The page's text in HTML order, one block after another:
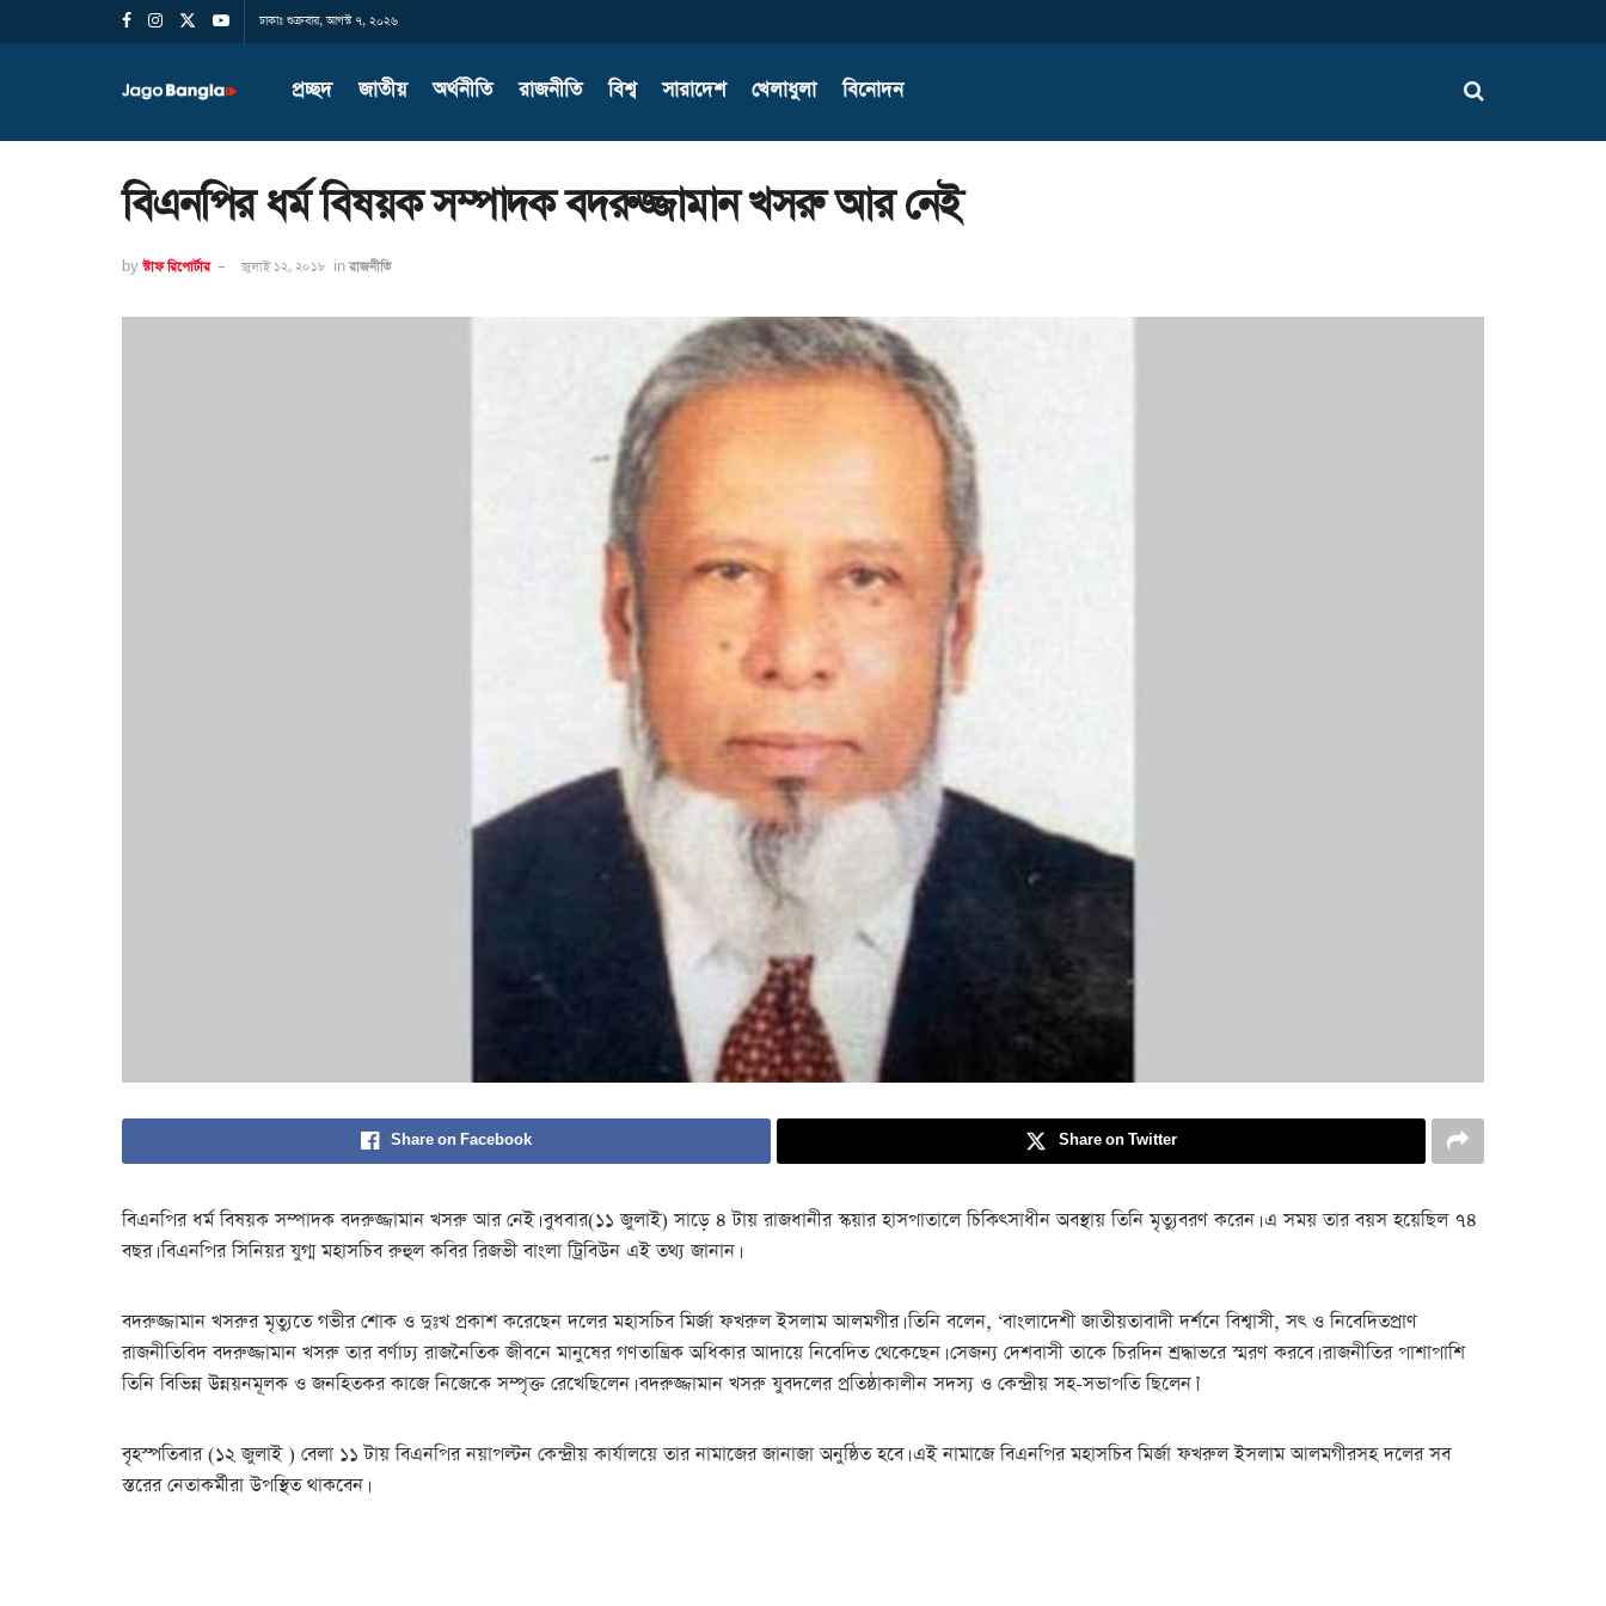
ঢাকাঃ শুক্রবার, আগস্ট ৭, ২০২৬
প্রচ্ছদ জাতীয় অর্থনীতি রাজনীতি বিশ্ব সারাদেশ খেলাধুলা বিনোদন
বিএনপির ধর্ম বিষয়ক সম্পাদক বদরুজ্জামান খসরু আর নেই
by স্টাফ রিপোর্টার জুলাই ১২, ২০১৮ in রাজনীতি
Share on Facebook Share on Twitter
বিএনপির ধর্ম বিষয়ক সম্পাদক বদরুজ্জামান খসরু আর নেই। বুধবার(১১ জুলাই) সাড়ে ৪ টায় রাজধানীর স্কয়ার হাসপাতালে চিকিৎসাধীন অবস্থায় তিনি মৃত্যুবরণ করেন। এ সময় তার বয়স হয়েছিল ৭৪
বছর। বিএনপির সিনিয়র যুগ্ম মহাসচিব রুহুল কবির রিজভী বাংলা ট্রিবিউন এই তথ্য জানান।
বদরুজ্জামান খসরুর মৃত্যুতে গভীর শোক ও দুঃখ প্রকাশ করেছেন দলের মহাসচিব মির্জা ফখরুল ইসলাম আলমগীর। তিনি বলেন, ‘বাংলাদেশী জাতীয়তাবাদী দর্শনে বিশ্বাসী, সৎ ও নিবেদিতপ্রাণ
রাজনীতিবিদ বদরুজ্জামান খসরু তার বর্ণাঢ্য রাজনৈতিক জীবনে মানুষের গণতান্ত্রিক অধিকার আদায়ে নিবেদিত থেকেছেন। সেজন্য দেশবাসী তাকে চিরদিন শ্রদ্ধাভরে স্মরণ করবে। রাজনীতির পাশাপাশি
তিনি বিভিন্ন উন্নয়নমূলক ও জনহিতকর কাজে নিজেকে সম্পৃক্ত রেখেছিলেন। বদরুজ্জামান খসরু যুবদলের প্রতিষ্ঠাকালীন সদস্য ও কেন্দ্রীয় সহ-সভাপতি ছিলেন।’
বৃহস্পতিবার (১২ জুলাই ) বেলা ১১ টায় বিএনপির নয়াপল্টন কেন্দ্রীয় কার্যালয়ে তার নামাজের জানাজা অনুষ্ঠিত হবে। এই নামাজে বিএনপির মহাসচিব মির্জা ফখরুল ইসলাম আলমগীরসহ দলের সব
স্তরের নেতাকর্মীরা উপস্থিত থাকবেন।